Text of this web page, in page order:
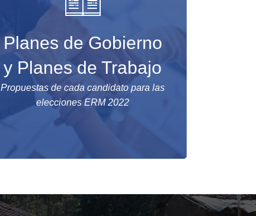
Planes de Gobierno
y Planes de Trabajo
Propuestas de cada candidato para las
elecciones ERM 2022